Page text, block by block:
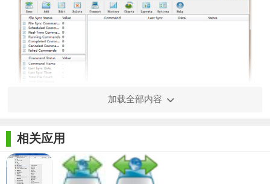
【Sync Breeze Server功能】
1. 多设备同步：支持将文件同步到多个存储设备或网络位
加载全部内容
相关应用